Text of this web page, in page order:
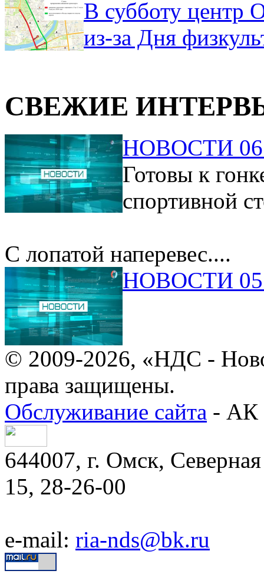
В субботу центр
из-за Дня
СВЕЖИЕ
НОВОСТИ
Готовы к
спортивной
С лопатой наперевес....
НОВОСТИ
© 2009-2026, «НДС -
права защищены.
Обслуживание сайта - АК
644007, г. Омск,
15, 28-26-00
e-mail: ria-nds@bk.ru